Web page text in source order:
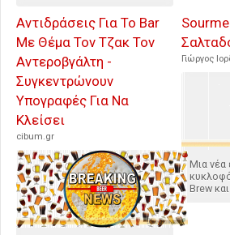
Αντιδράσεις Για Το Bar
Με Θέμα Τον Τζακ Τον
Αντεροβγάλτη -
Συγκεντρώνουν
Υπογραφές Για Να
Κλείσει
cibum.gr
Γιώργος
Μια νέα
Brew